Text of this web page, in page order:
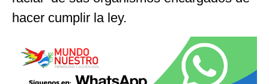
hacer cumplir la ley.